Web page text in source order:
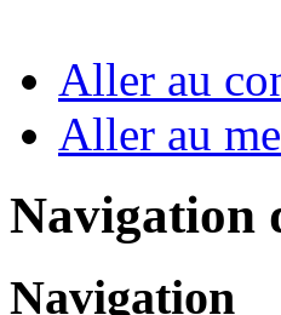
Aller au
Aller au
Navigation
Navigation